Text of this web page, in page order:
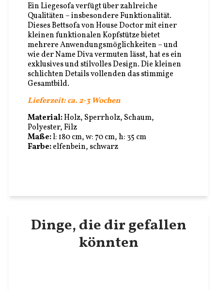
Ein Liegesofa verfügt über zahlreiche
Qualitäten – insbesondere Funktionalität.
Dieses Bettsofa von House Doctor mit einer
kleinen funktionalen Kopfstütze bietet
mehrere Anwendungsmöglichkeiten – und
wie der Name Diva vermuten lässt, hat es ein
exklusives und stilvolles Design. Die kleinen
schlichten Details vollenden das stimmige
Gesamtbild.
Lieferzeit: ca. 2-3 Wochen
Material:Holz, Sperrholz, Schaum,
Polyester, Filz
Maße:l: 180 cm, w: 70 cm, h: 35 cm
Farbe:elfenbein, schwarz
Dinge, die dir gefallen
könnten